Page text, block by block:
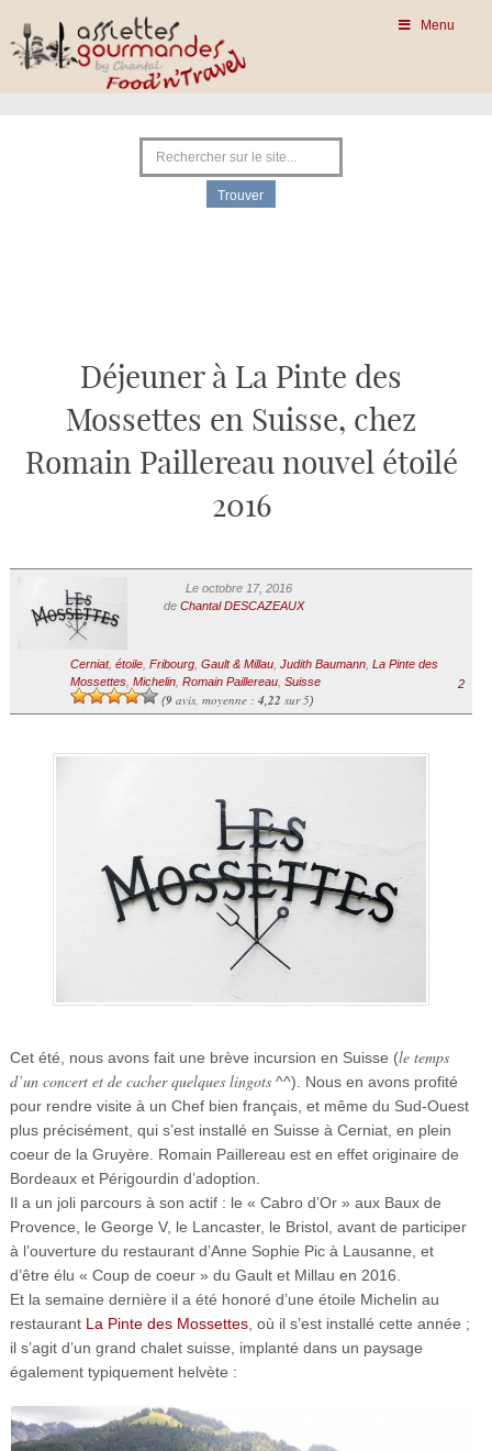
Menu
Déjeuner à La Pinte des
Mossettes en Suisse, chez
Romain Paillereau nouvel étoilé
2016
Le octobre 17, 2016
de Chantal DESCAZEAUX
Cerniat, étoile, Fribourg, Gault & Millau, Judith Baumann, La Pinte des
Mossettes, Michelin, Romain Paillereau, Suisse
(9avis, moyenne : 4,22 sur 5)
2
Cet été, nous avons fait une brève incursion en Suisse (le temps
d’un concert et de cacher quelques lingots^^). Nous en avons profité
pour rendre visite à un Chef bien français, et même du Sud-Ouest
plus précisément, qui s’est installé en Suisse à Cerniat, en plein
coeur de la Gruyère. Romain Paillereau est en effet originaire de
Bordeaux et Périgourdin d’adoption.
Il a un joli parcours à son actif : le « Cabro d’Or » aux Baux de
Provence, le George V, le Lancaster, le Bristol, avant de participer
à l’ouverture du restaurant d’Anne Sophie Pic à Lausanne, et
d’être élu « Coup de coeur » du Gault et Millau en 2016.
Et la semaine dernière il a été honoré d’une étoile Michelin au
restaurant La Pinte des Mossettes, où il s’est installé cette année ;
il s’agit d’un grand chalet suisse, implanté dans un paysage
également typiquement helvète :